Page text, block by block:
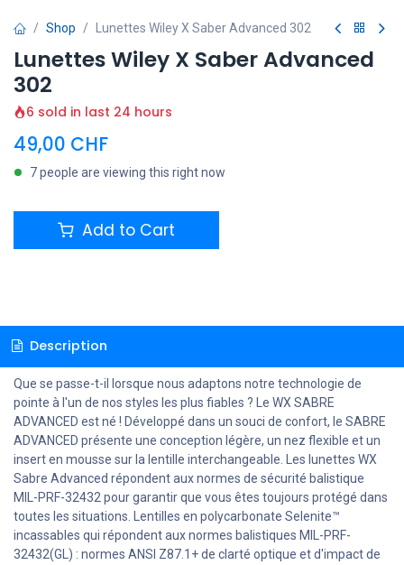
Shop Lunettes Wiley X Saber Advanced 302
Lunettes Wiley X Saber Advanced
302
6 sold in last 24 hours
49,00 CHF
7 people are viewing this right now
Add to Cart
Description
Que se passe-t-il lorsque nous adaptons notre technologie de
pointe à l'un de nos styles les plus fiables ? Le WX SABRE
ADVANCED est né ! Développé dans un souci de confort, le SABRE
ADVANCED présente une conception légère, un nez flexible et un
insert en mousse sur la lentille interchangeable. Les lunettes WX
Sabre Advanced répondent aux normes de sécurité balistique
MIL-PRF-32432 pour garantir que vous êtes toujours protégé dans
toutes les situations. Lentilles en polycarbonate Selenite™
incassables qui répondent aux normes balistiques MIL-PRF-
32432(GL) : normes ANSI Z87.1+ de clarté optique et d'impact de